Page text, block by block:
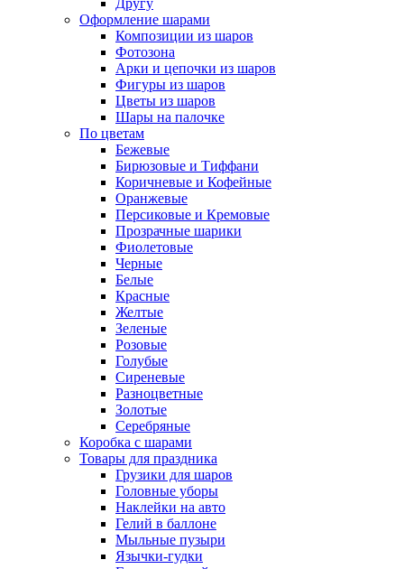
Другу
Оформление шарами
Композиции из шаров
Фотозона
Арки и цепочки из шаров
Фигуры из шаров
Цветы из шаров
Шары на палочке
По цветам
Бежевые
Бирюзовые и Тиффани
Коричневые и Кофейные
Оранжевые
Персиковые и Кремовые
Прозрачные шарики
Фиолетовые
Черные
Белые
Красные
Желтые
Зеленые
Розовые
Голубые
Сиреневые
Разноцветные
Золотые
Серебряные
Коробка с шарами
Товары для праздника
Грузики для шаров
Головные уборы
Наклейки на авто
Гелий в баллоне
Мыльные пузыри
Язычки-гудки